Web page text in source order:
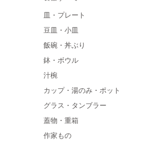
皿・プレート
豆皿・小皿
飯碗・丼ぶり
鉢・ボウル
汁椀
カップ・湯のみ・ポット
グラス・タンブラー
蓋物・重箱
作家もの